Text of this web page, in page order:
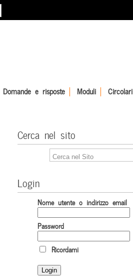
Domande e risposte Moduli Circolari
Cerca nel sito
Login
Nome utente o indirizzo email
Password
Ricordami